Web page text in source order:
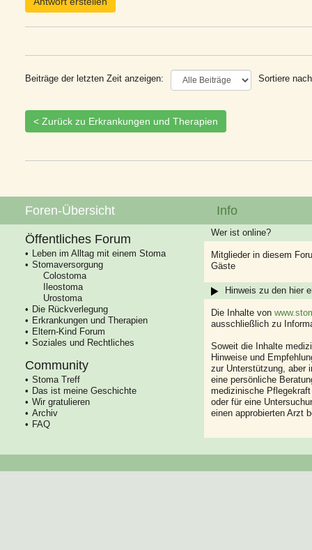
Beiträge der letzten Zeit anzeigen: Sortiere
< Zurück zu Erkrankungen und Therapien
Foren-Übersicht
Öffentliches Forum
Leben im Alltag mit einem Stoma
Stomaversorgung
Colostoma
Ileostoma
Urostoma
Die Rückverlegung
Erkrankungen und Therapien
Eltern-Kind Forum
Soziales und Rechtliches
Community
Stoma Treff
Das ist meine Geschichte
Wir gratulieren
Archiv
FAQ
Info
Wer ist online?
Mitglieder in diesem
Gäste
Hinweis zu den hier
Die Inhalte von
ausschließlich zu
Soweit die Inhalte
Hinweise und
zur Unterstützung, aber
eine persönliche
medizinische
oder für eine
einen approbierten Arzt